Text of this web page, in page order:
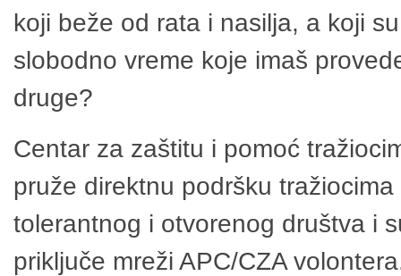
koji beže od rata i nasilja, a koji
slobodno vreme koje imaš
druge?
Centar za zaštitu i pomoć
pruže direktnu podršku
tolerantnog i otvorenog društva i
priključe mreži APC/CZA